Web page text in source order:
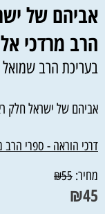
אביהם של
הרב מרדכי
בעריכת הרב שמואל
אביהם של ישראל חלק
דרכי הוראה - ספרי הרב
מחיר:
₪55
₪45